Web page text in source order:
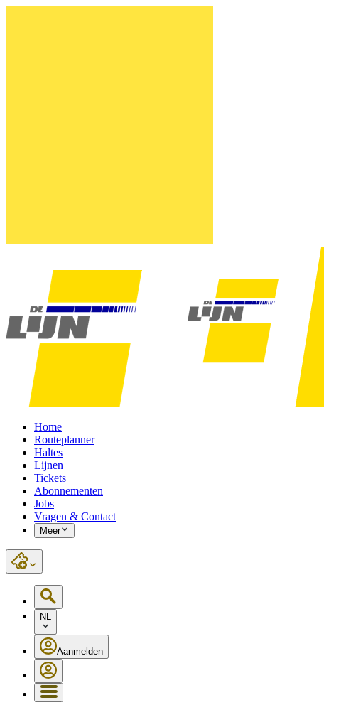
Home
Routeplanner
Haltes
Lijnen
Tickets
Abonnementen
Jobs
Vragen & Contact
Meer
NL
Aanmelden